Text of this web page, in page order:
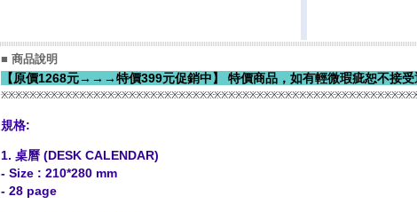
■ 商品說明
【原價1268元→→→特價399元促銷中】 特價商品，如有輕微瑕疵恕不接受
規格:
1. 桌曆 (DESK CALENDAR)
- Size : 210*280 mm
- 28 page